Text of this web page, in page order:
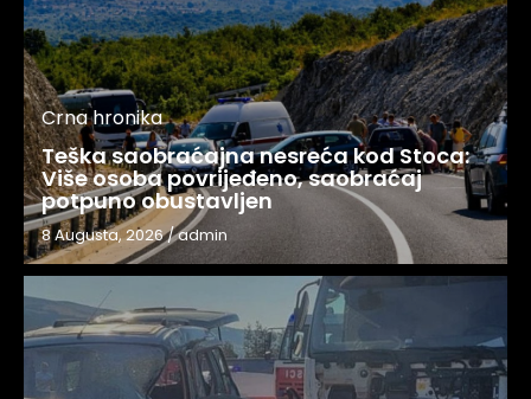
Crna hronika
Teška saobraćajna nesreća kod Stoca:
Više osoba povrijeđeno, saobraćaj
potpuno obustavljen
8 Augusta, 2026/admin